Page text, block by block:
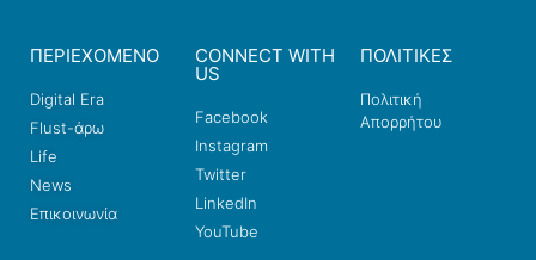
ΠΕΡΙΕΧΟΜΕΝΟ
Digital Era
Flust-άρω
Life
News
Επικοινωνία
CONNECT WITH
US
Facebook
Instagram
Twitter
LinkedIn
YouTube
ΠΟΛΙΤΙΚΕΣ
Πολιτική
Απορρήτου